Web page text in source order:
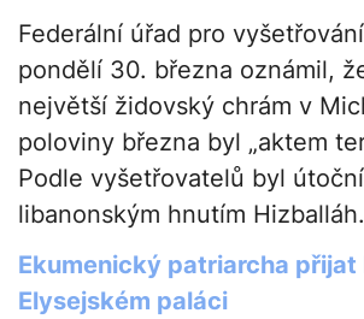
Federální úřad pro
pondělí 30. března oznámil,
největší židovský chrám v
poloviny března byl „aktem
Podle vyšetřovatelů byl
libanonským hnutím Hizballáh.
Ekumenický patriarcha přijat
Elysejském paláci